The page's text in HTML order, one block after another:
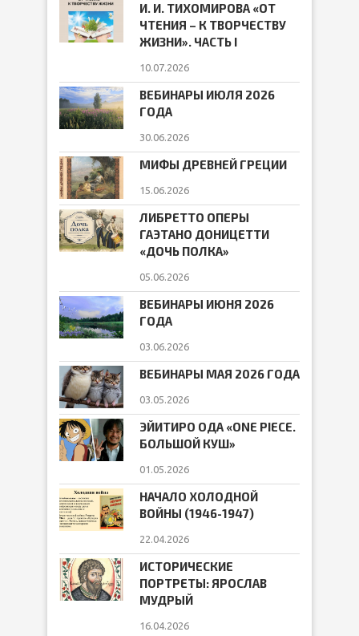
И. И. ТИХОМИРОВА «ОТ
ЧТЕНИЯ – К ТВОРЧЕСТВУ
ЖИЗНИ». ЧАСТЬ I
10.07.2026
ВЕБИНАРЫ ИЮЛЯ 2026
ГОДА
30.06.2026
МИФЫ ДРЕВНЕЙ ГРЕЦИИ
15.06.2026
ЛИБРЕТТО ОПЕРЫ
ГАЭТАНО ДОНИЦЕТТИ
«ДОЧЬ ПОЛКА»
05.06.2026
ВЕБИНАРЫ ИЮНЯ 2026
ГОДА
03.06.2026
ВЕБИНАРЫ МАЯ 2026 ГОДА
03.05.2026
ЭЙИТИРО ОДА «ONE PIECE.
БОЛЬШОЙ КУШ»
01.05.2026
НАЧАЛО ХОЛОДНОЙ
ВОЙНЫ (1946-1947)
22.04.2026
ИСТОРИЧЕСКИЕ
ПОРТРЕТЫ: ЯРОСЛАВ
МУДРЫЙ
16.04.2026